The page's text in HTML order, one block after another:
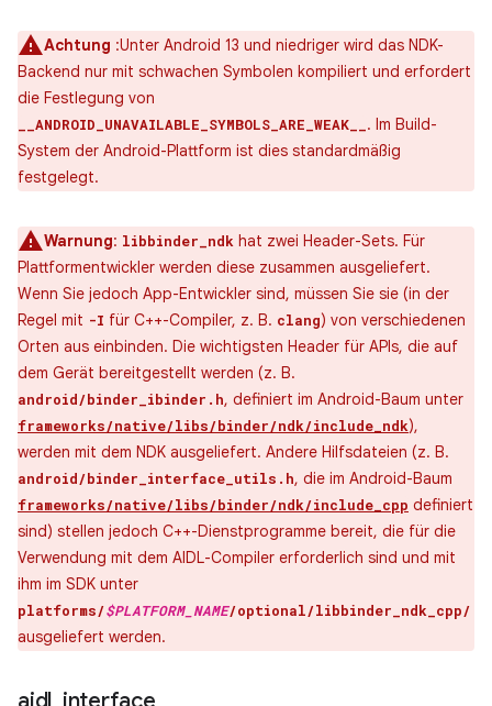
Achtung :Unter Android 13 und niedriger wird das NDK-
Backend nur mit schwachen Symbolen kompiliert und erfordert
die Festlegung von
__ANDROID_UNAVAILABLE_SYMBOLS_ARE_WEAK__ . Im Build-
System der Android-Plattform ist dies standardmäßig
festgelegt.
Warnung: libbinder_ndk hat zwei Header-Sets. Für
Plattformentwickler werden diese zusammen ausgeliefert.
Wenn Sie jedoch App-Entwickler sind, müssen Sie sie (in der
Regel mit -I für C++-Compiler, z. B. clang) von verschiedenen
Orten aus einbinden. Die wichtigsten Header für APIs, die auf
dem Gerät bereitgestellt werden (z. B.
android/binder_ibinder.h, definiert im Android-Baum unter
frameworks/native/libs/binder/ndk/include_ndk),
werden mit dem NDK ausgeliefert. Andere Hilfsdateien (z. B.
android/binder_interface_utils.h, die im Android-Baum
frameworks/native/libs/binder/ndk/include_cpp definiert
sind) stellen jedoch C++-Dienstprogramme bereit, die für die
Verwendung mit dem AIDL-Compiler erforderlich sind und mit
ihm im SDK unter
platforms/$PLATFORM_NAME/optional/libbinder_ndk_cpp/
ausgeliefert werden.